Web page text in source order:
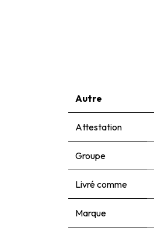
Autre
Attestation
Groupe
Livré comme
Marque